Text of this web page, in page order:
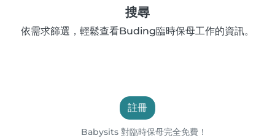
搜尋
依需求篩選，輕鬆查看Buding臨時保母工作的資訊。
註冊
Babysits 對臨時保母完全免費！